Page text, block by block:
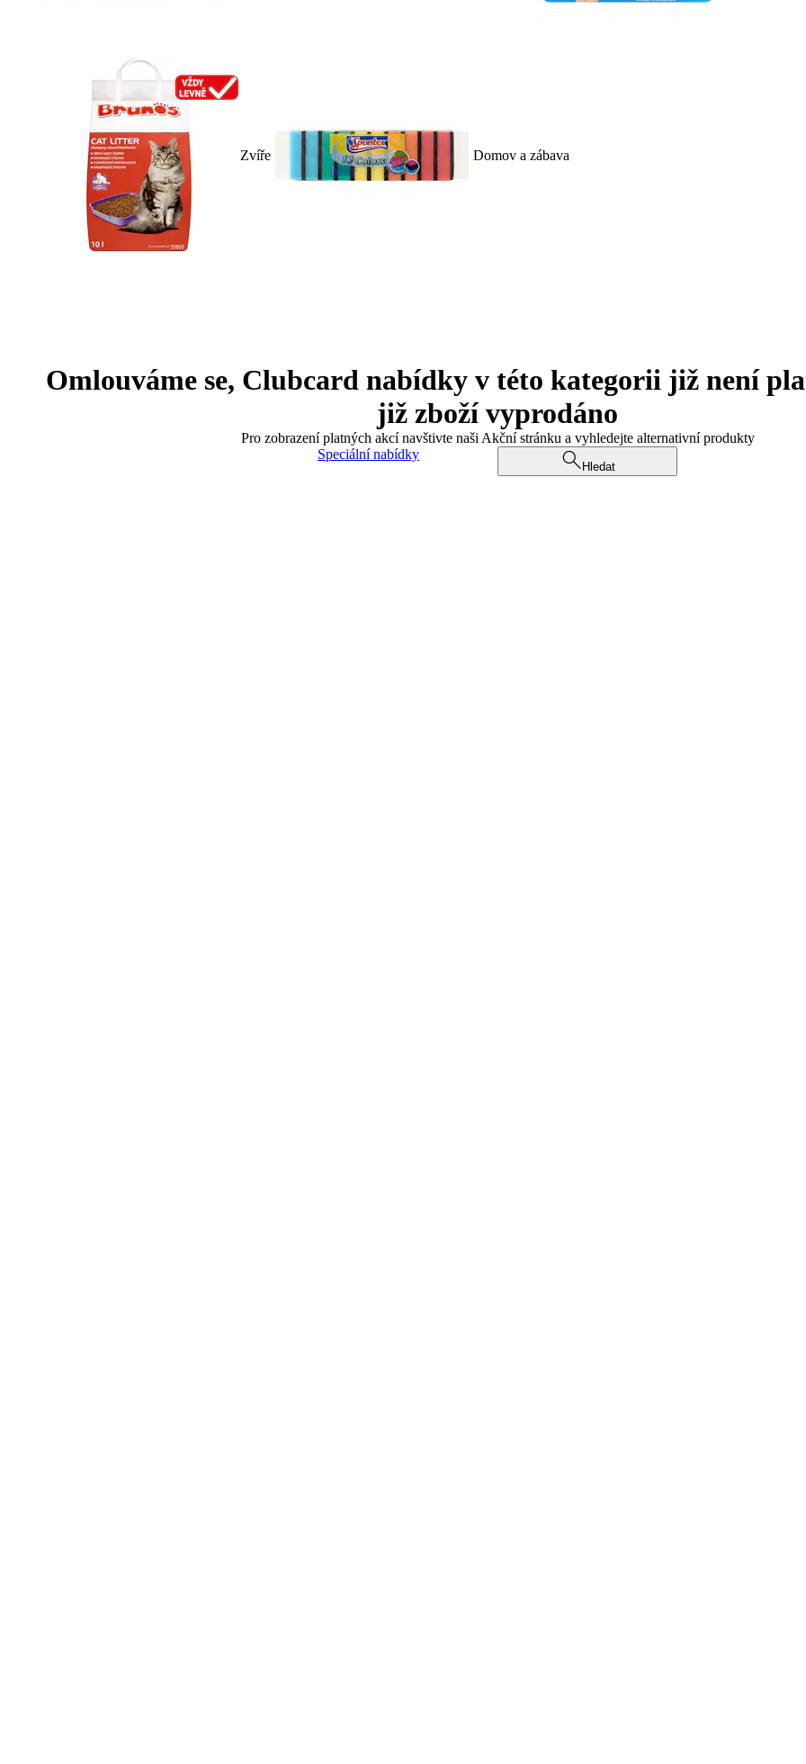
Zvíře Domov a zábava
Omlouváme se, Clubcard nabídky v této kategorii již není
již zboží vyprodáno
Pro zobrazení platných akcí navštivte naši Akční stránku a vyhledejte alternativní produkty
Speciální nabídky
Hledat